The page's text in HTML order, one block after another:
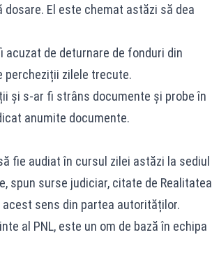
dosare. El este chemat astăzi să dea
acuzat de deturnare de fonduri din
percheziții zilele trecute.
și s-ar fi strâns documente și probe în
anumite documente.
fie audiat în cursul zilei astăzi la sediul
spun surse judiciar, citate de Realitatea
sens din partea autorităților.
al PNL, este un om de bază în echipa